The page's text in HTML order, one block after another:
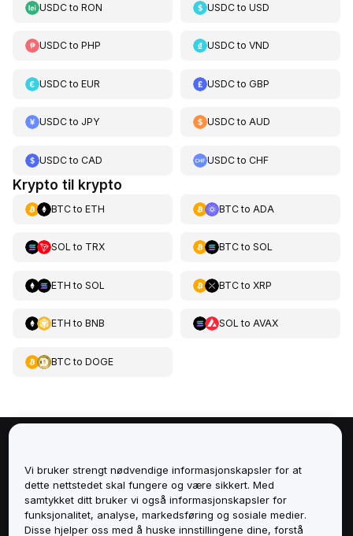
USDCto RON USDCtoUSD
USDCto PHP USDCtoVND
USDCto EUR USDCtoGBP
USDCto JPY USDCtoAUD
USDCto CAD USDCtoCHF
Krypto til krypto
BTCto ETH BTCto ADA
SOL to TRX BTCto SOL
ETH to SOL BTCto XRP
ETH to BNB SOL to AVAX
BTCto DOGE
Tjenester
Støtte
Vi bruker strengt nødvendige informasjonskapsler for at
dette nettstedet skal fungere og være sikkert. Med
samtykket ditt bruker vi også informasjonskapsler for
funksjonalitet, analyse, markedsføring og sosiale medier.
Disse hjelper oss med å huske innstillingene dine, forstå